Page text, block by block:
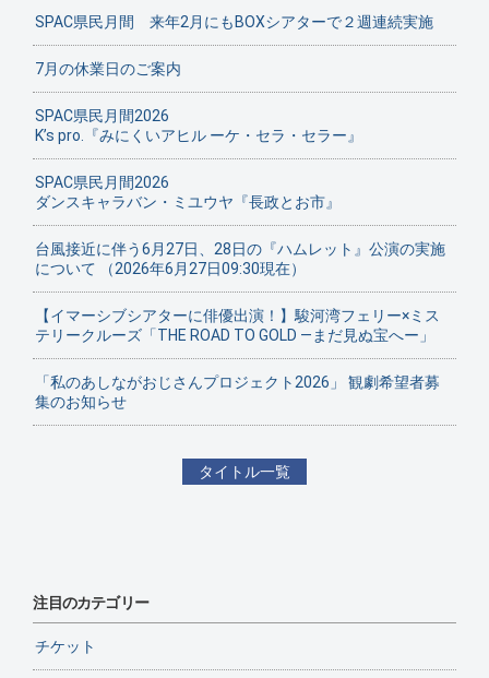
SPAC県民月間 来年2月にもBOXシアターで２週連続実施
7月の休業日のご案内
SPAC県民月間2026
K’s pro.『みにくいアヒル ーケ・セラ・セラー』
SPAC県民月間2026
ダンスキャラバン・ミユウヤ『長政とお市』
台風接近に伴う6月27日、28日の『ハムレット』公演の実施
について （2026年6月27日09:30現在）
【イマーシブシアターに俳優出演！】駿河湾フェリー×ミス
テリークルーズ「THE ROAD TO GOLD ―まだ見ぬ宝へー」
「私のあしながおじさんプロジェクト2026」 観劇希望者募
集のお知らせ
タイトル一覧
注目のカテゴリー
チケット